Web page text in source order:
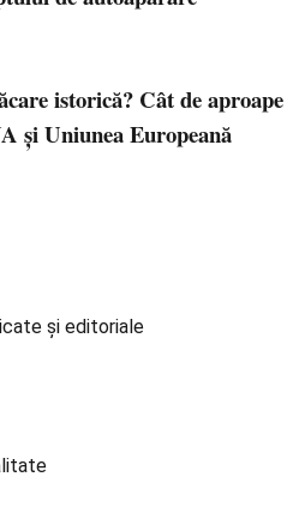
istorică? Cât de aproape
și Uniunea Europeană
și editoriale